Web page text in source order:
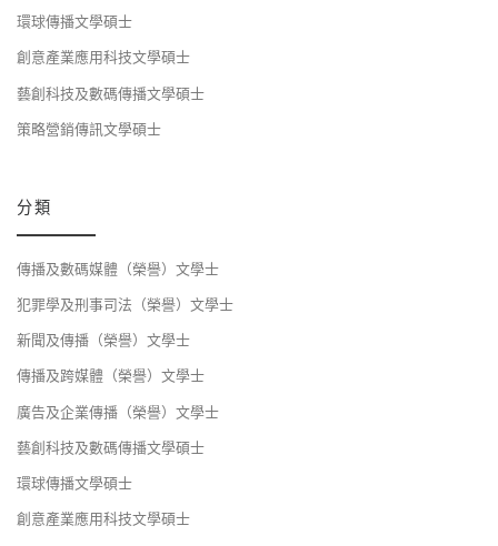
環球傳播文學碩士
創意產業應用科技文學碩士
藝創科技及數碼傳播文學碩士
策略營銷傳訊文學碩士
分類
傳播及數碼媒體（榮譽）文學士
犯罪學及刑事司法（榮譽）文學士
新聞及傳播（榮譽）文學士
傳播及跨媒體（榮譽）文學士
廣告及企業傳播（榮譽）文學士
藝創科技及數碼傳播文學碩士
環球傳播文學碩士
創意產業應用科技文學碩士